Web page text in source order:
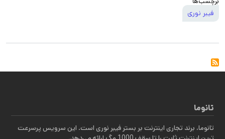
فیبر نوری
تانوما
تانوما، برند تجاری اینترنت بر بستر فیبر نوری است. این سرویس پرسرعت